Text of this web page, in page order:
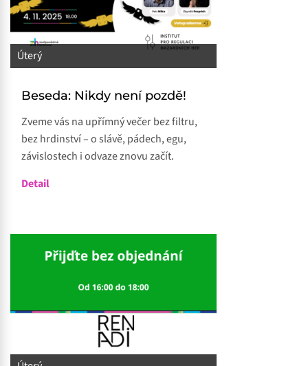
Úterý
Beseda: Nikdy není pozdě!
Zveme vás na upřímný večer bez filtru,
bez hrdinství – o slávě, pádech, egu,
závislostech i odvaze znovu začít.
Detail